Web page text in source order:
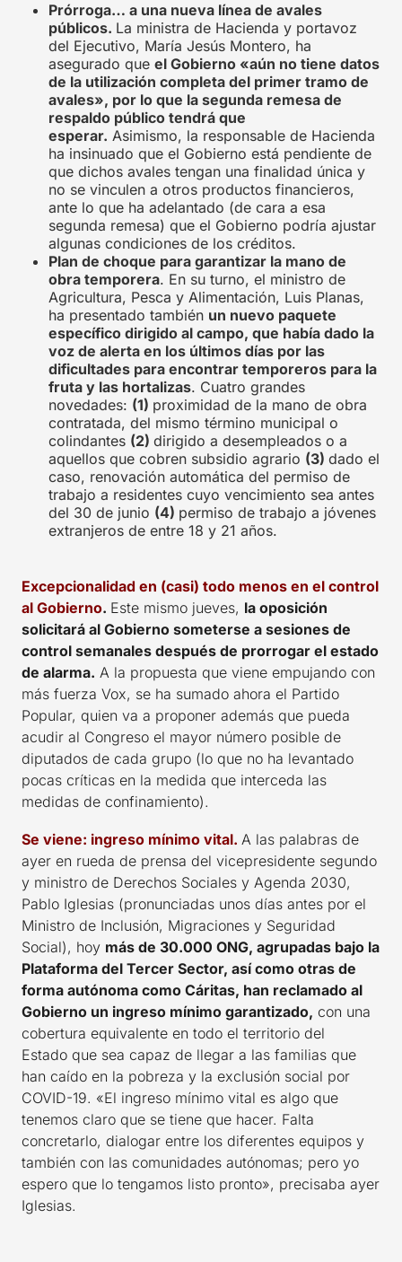
Prórroga… a una nueva línea de avales
públicos. La ministra de Hacienda y portavoz
del Ejecutivo, María Jesús Montero, ha
asegurado que el Gobierno «aún no tiene datos
de la utilización completa del primer tramo de
avales», por lo que la segunda remesa de
respaldo público tendrá que
esperar. Asimismo, la responsable de Hacienda
ha insinuado que el Gobierno está pendiente de
que dichos avales tengan una finalidad única y
no se vinculen a otros productos financieros,
ante lo que ha adelantado (de cara a esa
segunda remesa) que el Gobierno podría ajustar
algunas condiciones de los créditos.
Plan de choque para garantizar la mano de
obra temporera. En su turno, el ministro de
Agricultura, Pesca y Alimentación, Luis Planas,
ha presentado también un nuevo paquete
específico dirigido al campo, que había dado la
voz de alerta en los últimos días por las
dificultades para encontrar temporeros para la
fruta y las hortalizas. Cuatro grandes
novedades: (1) proximidad de la mano de obra
contratada, del mismo término municipal o
colindantes (2) dirigido a desempleados o a
aquellos que cobren subsidio agrario (3) dado el
caso, renovación automática del permiso de
trabajo a residentes cuyo vencimiento sea antes
del 30 de junio (4) permiso de trabajo a jóvenes
extranjeros de entre 18 y 21 años.
Excepcionalidad en (casi) todo menos en el control
al Gobierno. Este mismo jueves, la oposición
solicitará al Gobierno someterse a sesiones de
control semanales después de prorrogar el estado
de alarma. A la propuesta que viene empujando con
más fuerza Vox, se ha sumado ahora el Partido
Popular, quien va a proponer además que pueda
acudir al Congreso el mayor número posible de
diputados de cada grupo (lo que no ha levantado
pocas críticas en la medida que interceda las
medidas de confinamiento).
Se viene: ingreso mínimo vital. A las palabras de
ayer en rueda de prensa del vicepresidente segundo
y ministro de Derechos Sociales y Agenda 2030,
Pablo Iglesias (pronunciadas unos días antes por el
Ministro de Inclusión, Migraciones y Seguridad
Social), hoy más de 30.000 ONG, agrupadas bajo la
Plataforma del Tercer Sector, así como otras de
forma autónoma como Cáritas, han reclamado al
Gobierno un ingreso mínimo garantizado, con una
cobertura equivalente en todo el territorio del
Estado que sea capaz de llegar a las familias que
han caído en la pobreza y la exclusión social por
COVID-19. «El ingreso mínimo vital es algo que
tenemos claro que se tiene que hacer. Falta
concretarlo, dialogar entre los diferentes equipos y
también con las comunidades autónomas; pero yo
espero que lo tengamos listo pronto», precisaba ayer
Iglesias.